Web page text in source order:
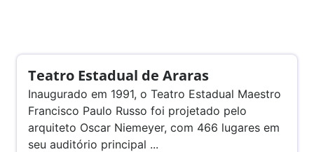
Teatro Estadual de Araras
Inaugurado em 1991, o Teatro Estadual Maestro
Francisco Paulo Russo foi projetado pelo
arquiteto Oscar Niemeyer, com 466 lugares em
seu auditório principal ...